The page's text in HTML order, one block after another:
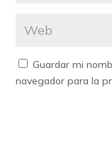
Guardar mi
navegador para la